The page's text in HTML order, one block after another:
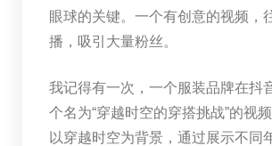
眼球的关键。一个有创意的视频，
播，吸引大量粉丝。
我记得有一次，一个服装品牌在抖
个名为“穿越时空的穿搭挑战”的视
以穿越时空为背景，通过展示不同